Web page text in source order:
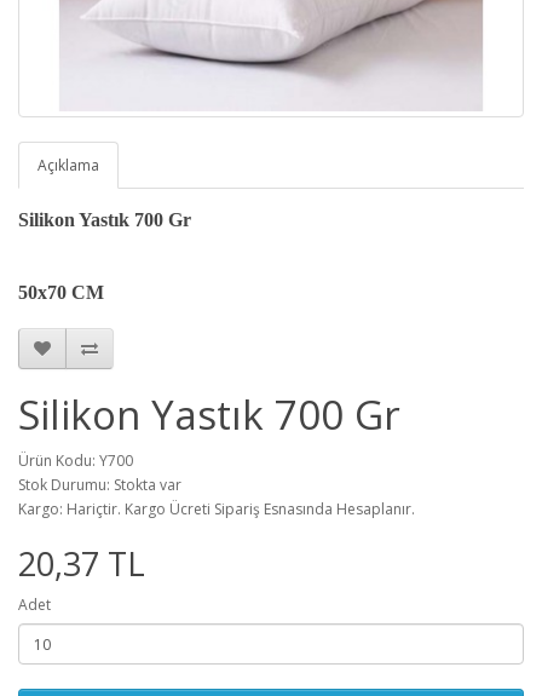
Açıklama
Silikon Yastık 700 Gr
50x70 CM
Silikon Yastık 700 Gr
Ürün Kodu: Y700
Stok Durumu: Stokta var
Kargo: Hariçtir. Kargo Ücreti Sipariş Esnasında Hesaplanır.
20,37 TL
Adet